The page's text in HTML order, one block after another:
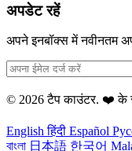
अपडेट रहें
अपने इनबॉक्स में नवीनतम
© 2026 टैप काउंटर. ❤️ के
Englishहिंदी Español
বাংলা 日本語 한국어